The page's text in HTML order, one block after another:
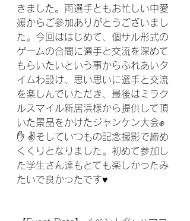
きました。⁣両選手ともお忙しい中愛
媛からご参加ありがとうございまし
た。⁣今回ははじめて、個サル形式の
ゲームの合間に選手と交流を深めて
もらいたいという事からふれあいタ
イムわ設け、思い思いに選手と交流
を楽しんでいただき、最後はミラク
ルスマイル新居浜様から提供して頂
いた景品をかけたジャンケン大会✊
✋ ✌そしていつもの記念撮影で締め
くくりとなりました。初めて参加し
た学生さん達もとても楽しかったみ
たいで良かったです♥️⁣⁣